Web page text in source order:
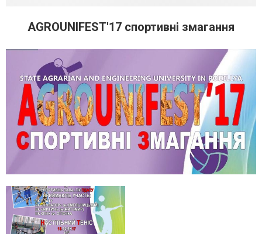
AGROUNIFEST'17 спортивні змагання